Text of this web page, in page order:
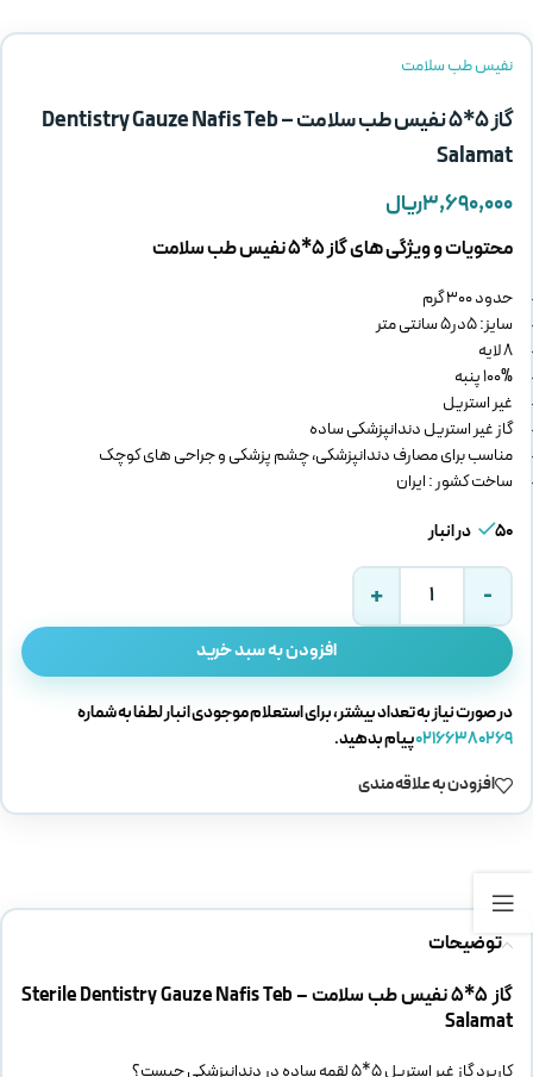
نفیس طب سلامت
گاز 5*5 نفیس طب سلامت – Dentistry Gauze Nafis Teb
Salamat
۳,۶۹۰,۰۰۰ریال
محتویات و ویژگی های گاز 5*5 نفیس طب سلامت
حدود 300 گرم
سایز: 5در5 سانتی متر
8 لایه
100% پنبه
غیر استریل
گاز غیر استریل دندانپزشکی ساده
مناسب برای مصارف دندانپزشکی، چشم پزشکی و جراحی های کوچک
ساخت کشور : ایران
50 در انبار
افزودن به سبد خرید
در صورت نیاز به تعداد بیشتر، برای استعلام موجودی انبار لطفا به شماره
02166380269پیام بدهید.
افزودن به علاقه مندی
توضیحات
گاز 5*5 نفیس طب سلامت – Sterile Dentistry Gauze Nafis Teb
Salamat
کاربرد گاز غیر استریل ۵*۵ لقمه ساده در دندانپزشکی چیست؟